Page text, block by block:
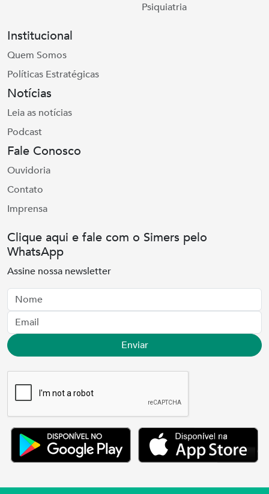
Psiquiatria
Institucional
Quem Somos
Políticas Estratégicas
Notícias
Leia as notícias
Podcast
Fale Conosco
Ouvidoria
Contato
Imprensa
Clique aqui e fale com o Simers pelo
WhatsApp
Assine nossa newsletter
Nome
Email
Enviar